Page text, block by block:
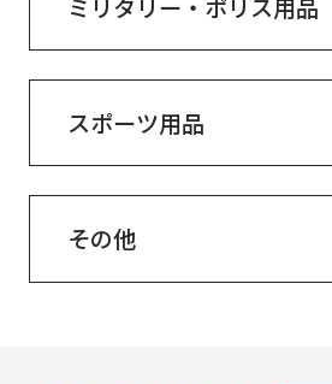
ミリタリー・ポリス用品
スポーツ用品
その他